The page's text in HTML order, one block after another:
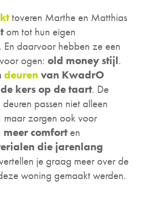
toveren Marthe en Matthias
om tot hun eigen
. En daarvoor hebben ze een
ogen: old money stijl.
deuren van KwadrO
de kers op de taart. De
passen niet alleen
maar zorgen ook voor
meer comforten
die jarenlang
je graag meer over de
woning gemaakt werden.